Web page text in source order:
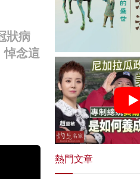
狀病
悼念這
熱門文章